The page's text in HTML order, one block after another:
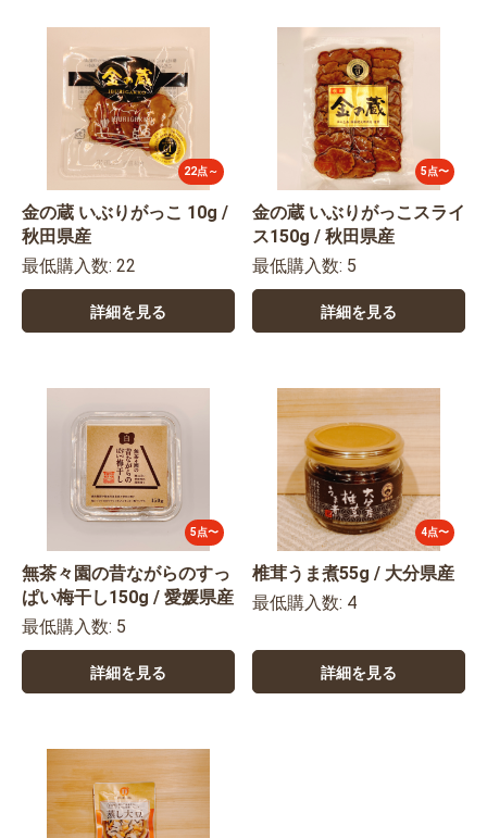
22点～
金の蔵 いぶりがっこ 10g /
秋田県産
最低購入数: 22
詳細を見る
5点〜
金の蔵 いぶりがっこスライ
ス150g / 秋田県産
最低購入数: 5
詳細を見る
5点〜
無茶々園の昔ながらのすっ
ぱい梅干し150g / 愛媛県産
最低購入数: 5
詳細を見る
4点〜
椎茸うま煮55g / 大分県産
最低購入数: 4
詳細を見る